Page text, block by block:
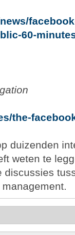
60-
the-
duizenden
weten te